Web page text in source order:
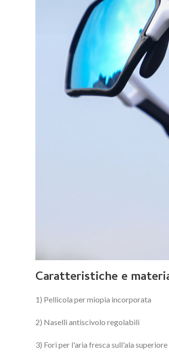
Caratteristiche e
1) Pellicola per miopia incorporata
2) Naselli antiscivolo regolabili
3) Fori per l'aria fresca sull'ala